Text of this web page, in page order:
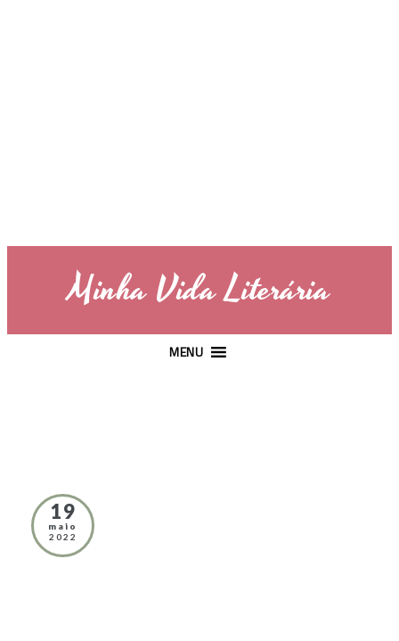
Minha Vida Literária
MENU
19
maio
2022